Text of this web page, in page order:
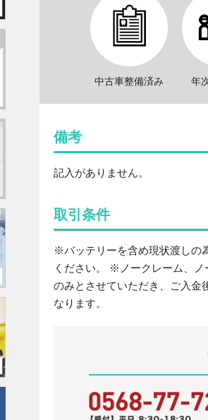
中古車整備済み 年
備考
記入がありません。
取引条件
※バッテリーを含め現状渡しの
ください。 ※ノークレーム、
のみとさせていただき、ご入
なります。